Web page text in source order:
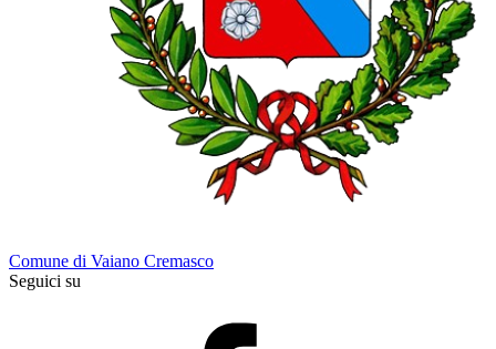
Comune di Vaiano Cremasco
Seguici su